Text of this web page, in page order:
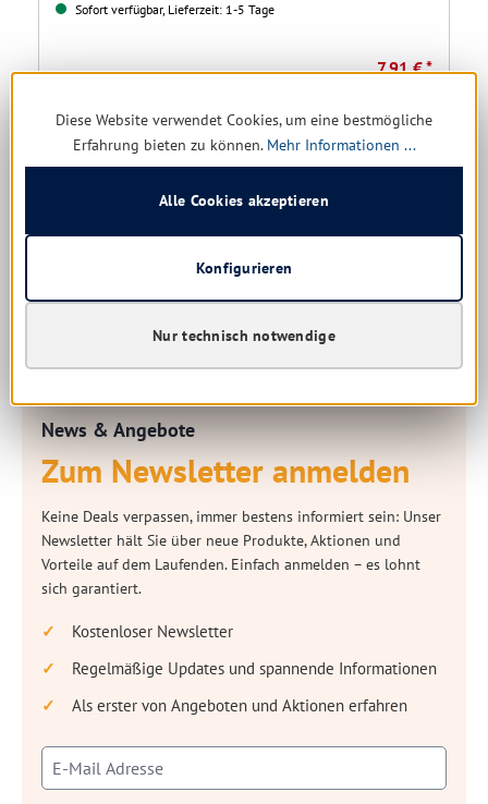
Sofort verfügbar, Lieferzeit: 1-5 Tage
7,91 € *
158,20 € * / 1 Liter
Details
News & Angebote
Zum Newsletter anmelden
Keine Deals verpassen, immer bestens informiert sein: Unser
Newsletter hält Sie über neue Produkte, Aktionen und
Vorteile auf dem Laufenden. Einfach anmelden – es lohnt
sich garantiert.
Kostenloser Newsletter
Regelmäßige Updates und spannende Informationen
Als erster von Angeboten und Aktionen erfahren
Diese Website verwendet Cookies, um eine bestmögliche
Erfahrung bieten zu können. Mehr Informationen ...
Nur technisch notwendige
Konfigurieren
Alle Cookies akzeptieren